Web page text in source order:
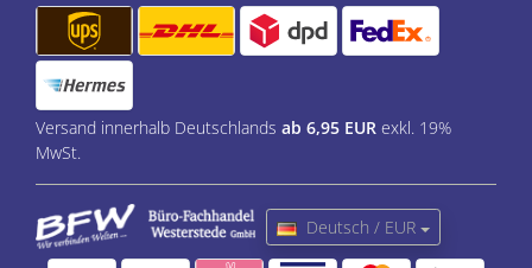
Versand innerhalb Deutschlands ab 6,95 EUR exkl. 19%
MwSt.
Deutsch / EUR